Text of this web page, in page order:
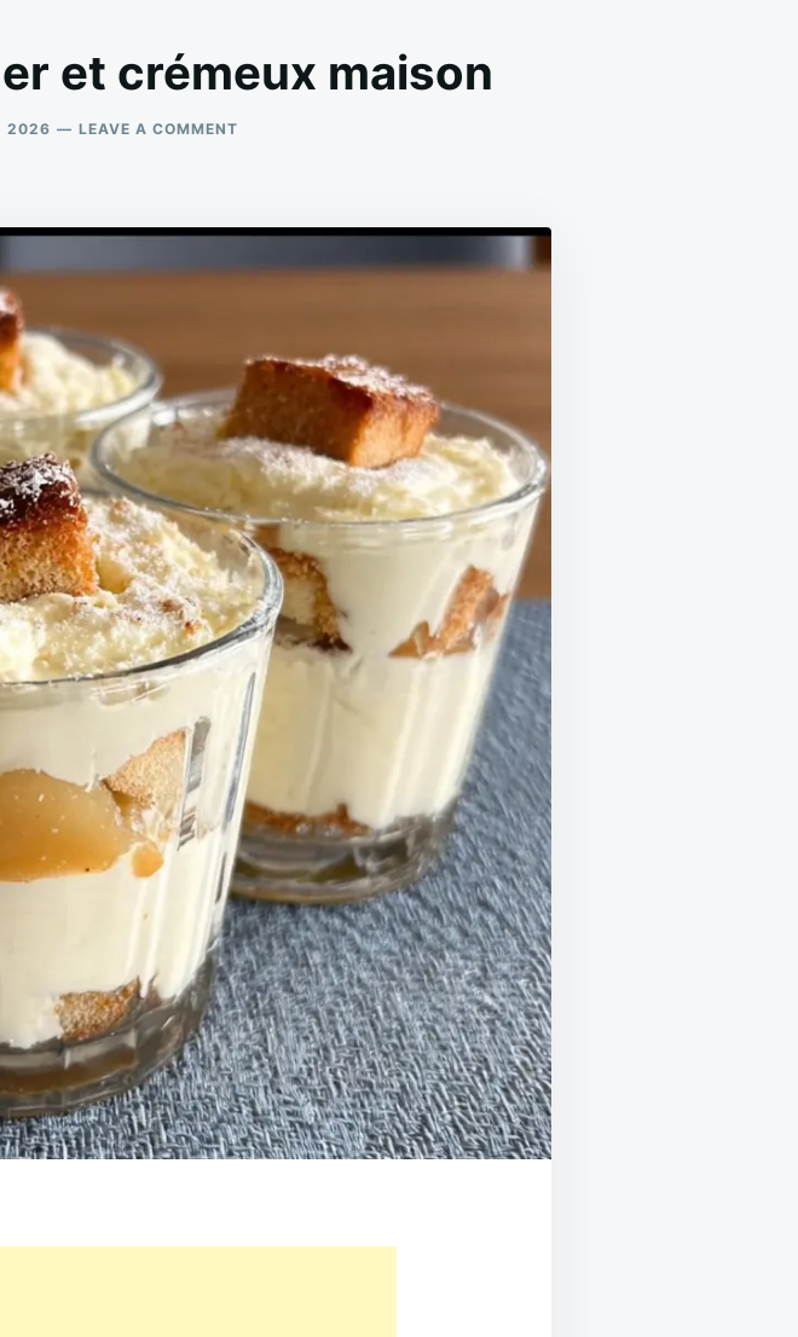
et crémeux maison
2026 LEAVE A COMMENT
ET